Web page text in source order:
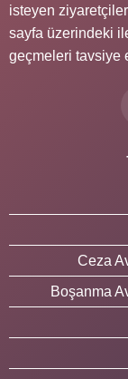
isteyen
sayfa üzerindeki
geçmeleri tavsiye
Ceza
Boşanma